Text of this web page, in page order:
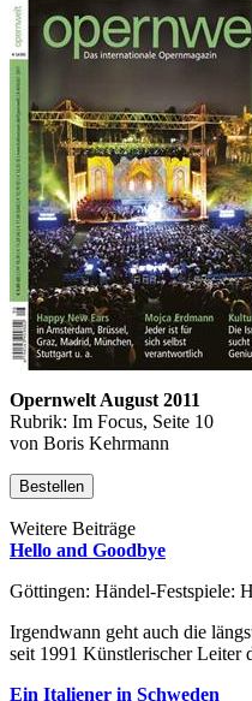
Opernwelt August 2011
Rubrik: Im Focus, Seite 10
von Boris Kehrmann
Bestellen
Weitere Beiträge
Hello and Goodbye
Göttingen: Händel-Festspiele:
Irgendwann geht auch die
seit 1991 Künstlerischer Leiter
Ein Italiener in Schweden